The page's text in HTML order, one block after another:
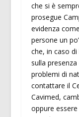
che si è
prosegue
evidenza
persone un
che, in caso
sulla
problemi di
contattare il
Cavimed,
oppure